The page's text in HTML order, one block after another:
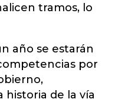
tramos, lo
año se estarán
por
de la vía